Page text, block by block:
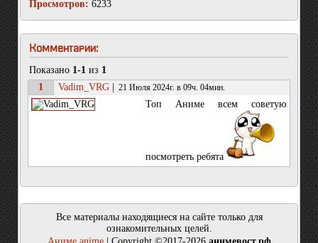
Просмотров: 6233
Комментарии:
Показано 1-1 из 1
1
Vadim_VRG 21 Июля 2024г. в 09ч. 04мин.
Топ Аниме всем советую
посмотреть ребята
Все материалы находящиеся на сайте только для
ознакомительных целей.